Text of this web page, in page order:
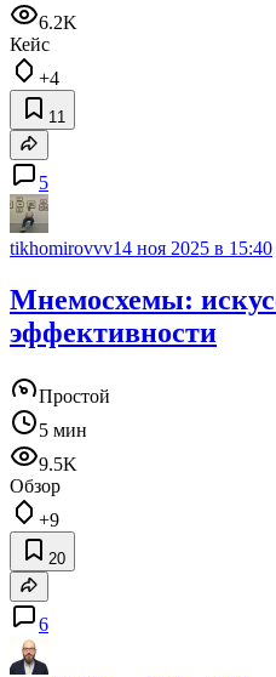
6.2K
Кейс
+4
11
5
tikhomirovvv14 ноя 2025 в 15:40
Мнемосхемы:
эффективности
Простой
5 мин
9.5K
Обзор
+9
20
6